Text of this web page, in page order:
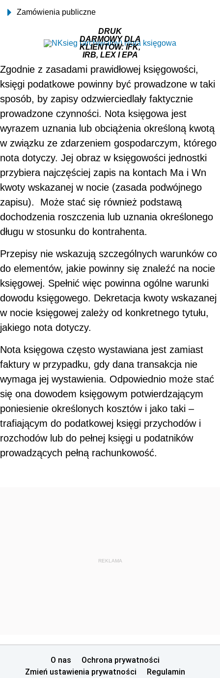
Zamówienia publiczne
DRUK
DARMOWY DLA
KLIENTÓW: IFK,
IRB, LEX I EPA
Zgodnie z zasadami prawidłowej księgowości,
księgi podatkowe powinny być prowadzone w taki
sposób, by zapisy odzwierciedlały faktycznie
prowadzone czynności. Nota księgowa jest
wyrazem uznania lub obciążenia określoną kwotą
w związku ze zdarzeniem gospodarczym, którego
nota dotyczy. Jej obraz w księgowości jednostki
przybiera najczęściej zapis na kontach Ma i Wn
kwoty wskazanej w nocie (zasada podwójnego
zapisu). Może stać się również podstawą
dochodzenia roszczenia lub uznania określonego
długu w stosunku do kontrahenta.
Przepisy nie wskazują szczególnych warunków co
do elementów, jakie powinny się znaleźć na nocie
księgowej. Spełnić więc powinna ogólne warunki
dowodu księgowego. Dekretacja kwoty wskazanej
w nocie księgowej zależy od konkretnego tytułu,
jakiego nota dotyczy.
Nota księgowa często wystawiana jest zamiast
faktury w przypadku, gdy dana transakcja nie
wymaga jej wystawienia. Odpowiednio może stać
się ona dowodem księgowym potwierdzającym
poniesienie określonych kosztów i jako taki –
trafiającym do podatkowej księgi przychodów i
rozchodów lub do pełnej księgi u podatników
prowadzących pełną rachunkowość.
REKLAMA
O nas
Ochrona prywatności
Zmień ustawienia prywatności
Regulamin